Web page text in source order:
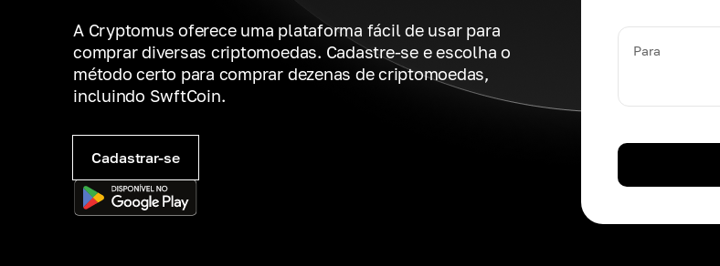
A Cryptomus oferece uma plataforma fácil de usar para
comprar diversas criptomoedas. Cadastre-se e escolha o
método certo para comprar dezenas de criptomoedas,
incluindo SwftCoin.
Cadastrar-se
Para